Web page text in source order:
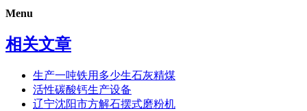
Menu
相关文章
生产一吨铁用多少生石灰精煤
活性碳酸钙生产设备
辽宁沈阳市方解石摆式磨粉机